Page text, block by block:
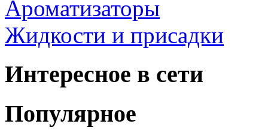
Ароматизаторы
Жидкости и присадки
Интересное в сети
Популярное